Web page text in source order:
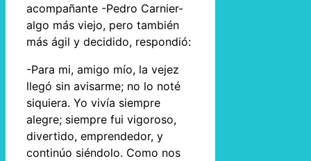
acompañante -Pedro Carnier-
algo más viejo, pero también
más ágil y decidido, respondió:
-Para mi, amigo mío, la vejez
llegó sin avisarme; no lo noté
siquiera. Yo vivía siempre
alegre; siempre fui vigoroso,
divertido, emprendedor, y
continúo siéndolo. Como nos